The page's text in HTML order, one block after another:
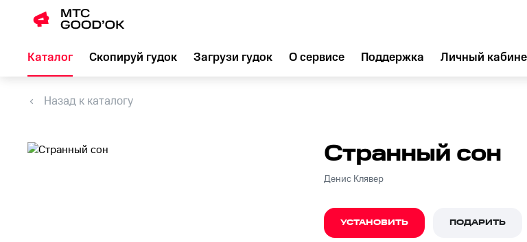
Каталог Скопируй гудок Загрузи гудок О сервисе Поддержка Личный
Назад к каталогу
Странный сон
Денис Клявер
УСТАНОВИТЬ ПОДАРИТЬ